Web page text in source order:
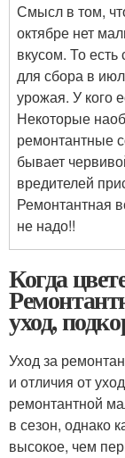
Смысл в том,
октябре нет
вкусом. То
для сбора в
урожая. У кого
Некоторые
ремонтантные
бывает
вредителей
Ремонтантная
не надо!!
Когда
уход,
Уход за
и отличия от
ремонтантной
в сезон, однако
высокое, чем